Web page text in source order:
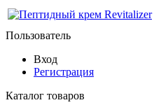
Пользователь
Вход
Регистрация
Каталог товаров